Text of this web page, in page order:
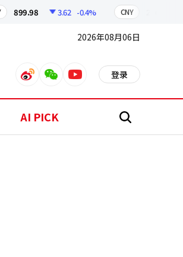
899.98 3.62 -0.4% CNY 210.31
2026年08月06日
weiboweixinyoutube 登录
AI PICK 搜